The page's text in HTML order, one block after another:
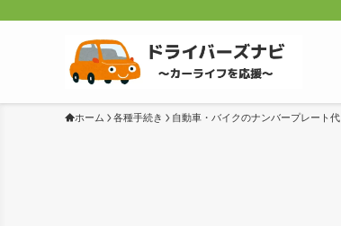
ホーム 各種手続き 自動車・バイクのナンバープレート代